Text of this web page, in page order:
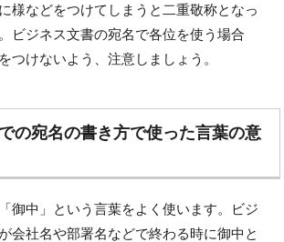
様などをつけてしまうと二重敬称となっ
ビジネス文書の宛名で各位を使う場合
つけないよう、注意しましょう。
の宛名の書き方で使った言葉の意
御中」という言葉をよく使います。ビジ
会社名や部署名などで終わる時に御中と